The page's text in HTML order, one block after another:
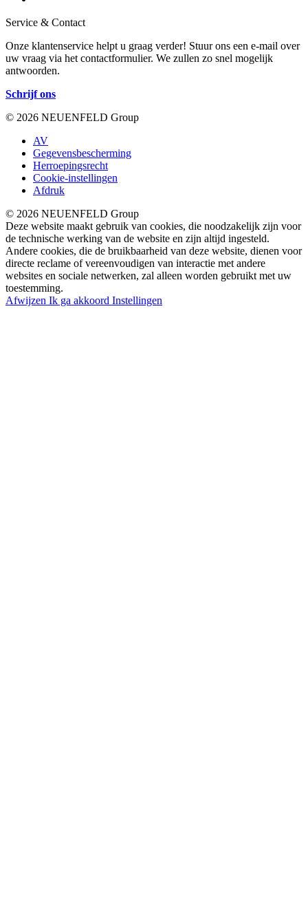
Service & Contact
Onze klantenservice helpt u graag verder! Stuur ons een e-mail over
uw vraag via het contactformulier. We zullen zo snel mogelijk
antwoorden.
Schrijf ons
© 2026 NEUENFELD Group
AV
Gegevensbescherming
Herroepingsrecht
Cookie-instellingen
Afdruk
© 2026 NEUENFELD Group
Deze website maakt gebruik van cookies, die noodzakelijk zijn voor
de technische werking van de website en zijn altijd ingesteld.
Andere cookies, die de bruikbaarheid van deze website, dienen voor
directe reclame of vereenvoudigen van interactie met andere
websites en sociale netwerken, zal alleen worden gebruikt met uw
toestemming.
Afwijzen Ik ga akkoord Instellingen